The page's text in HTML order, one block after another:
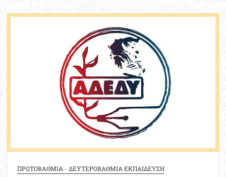
Εκπαιδευτικού
Βοηθητικού
Προσωπικού
ΠΡΩΤΟΒΑΘΜΙΑ - ΔΕΥΤΕΡΟΒΑΘΜΙΑ ΕΚΠΑΙΔΕΥΣΗ